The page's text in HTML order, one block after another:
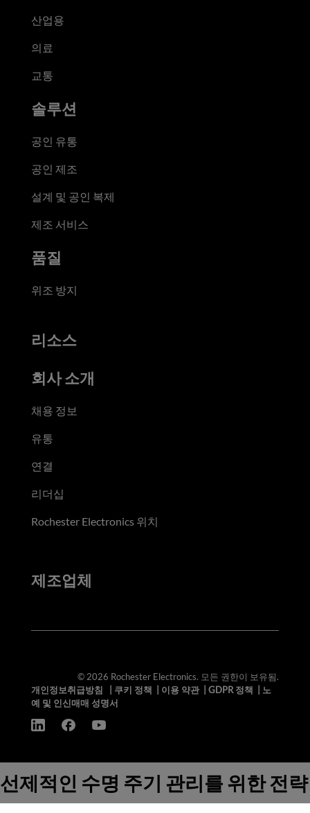
산업용
의료
교통
솔루션
공인 유통
공인 제조
설계 및 공인 복제
제조 서비스
품질
위조 방지
리소스
회사 소개
채용 정보
유통
연결
리더십
Rochester Electronics 위치
제조업체
© 2026 Rochester Electronics. 모든 권한이 보유됨.
개인정보취급방침
쿠키 정책 이용 약관| GDPR 정책
노
예 및 인신매매 성명서
선제적인 수명 주기 관리를 위한 전략